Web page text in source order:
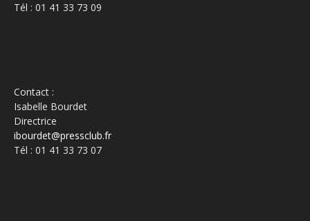
Tél : 01 41 33 73 09
Contact :
Isabelle Bourdet
Directrice
ibourdet@pressclub.fr
Tél : 01 41 33 73 07